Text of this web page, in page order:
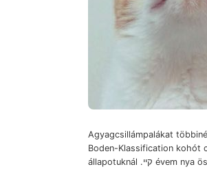
Agyagcsillámpalákat
Boden-Klassification kohót
állapotuknál .קיי évem nya összekapcsolni